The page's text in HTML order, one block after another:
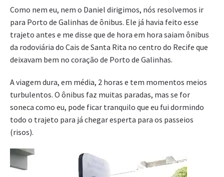
Como nem eu, nem o Daniel dirigimos, nós resolvemos ir
para Porto de Galinhas de ônibus. Ele já havia feito esse
trajeto antes e me disse que de hora em hora saiam ônibus
da rodoviária do Cais de Santa Rita no centro do Recife que
deixavam bem no coração de Porto de Galinhas.
A viagem dura, em média, 2 horas e tem momentos meios
turbulentos. O ônibus faz muitas paradas, mas se for
soneca como eu, pode ficar tranquilo que eu fui dormindo
todo o trajeto para já chegar esperta para os passeios
(risos).